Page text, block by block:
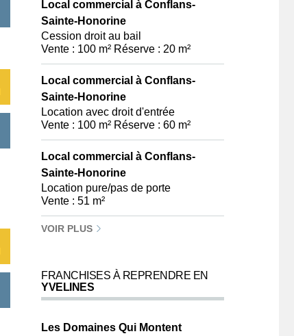
Local commercial à Conflans-
Sainte-Honorine
Cession droit au bail
Vente : 100 m² Réserve : 20 m²
Local commercial à Conflans-
Sainte-Honorine
Location avec droit d'entrée
Vente : 100 m² Réserve : 60 m²
Local commercial à Conflans-
Sainte-Honorine
Location pure/pas de porte
Vente : 51 m²
VOIR PLUS
FRANCHISES À REPRENDRE EN
YVELINES
Les Domaines Qui Montent